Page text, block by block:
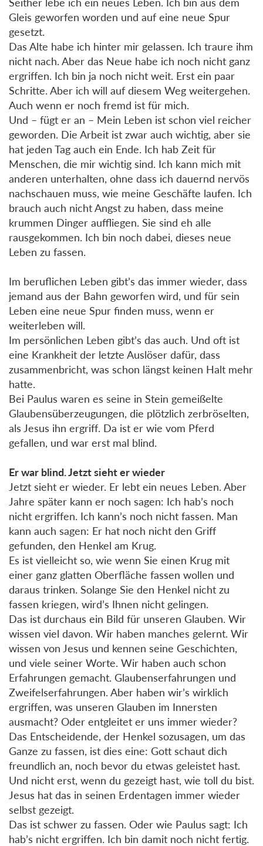
Gleis geworfen worden und auf eine neue Spur
gesetzt.
Das Alte habe ich hinter mir gelassen. Ich traure ihm
nicht nach. Aber das Neue habe ich noch nicht ganz
ergriffen. Ich bin ja noch nicht weit. Erst ein paar
Schritte. Aber ich will auf diesem Weg weitergehen.
Auch wenn er noch fremd ist für mich.
Und – fügt er an – Mein Leben ist schon viel reicher
geworden. Die Arbeit ist zwar auch wichtig, aber sie
hat jeden Tag auch ein Ende. Ich hab Zeit für
Menschen, die mir wichtig sind. Ich kann mich mit
anderen unterhalten, ohne dass ich dauernd nervös
nachschauen muss, wie meine Geschäfte laufen. Ich
brauch auch nicht Angst zu haben, dass meine
krummen Dinger auffliegen. Sie sind eh alle
rausgekommen. Ich bin noch dabei, dieses neue
Leben zu fassen.
Im beruflichen Leben gibt’s das immer wieder, dass
jemand aus der Bahn geworfen wird, und für sein
Leben eine neue Spur finden muss, wenn er
weiterleben will.
Im persönlichen Leben gibt’s das auch. Und oft ist
eine Krankheit der letzte Auslöser dafür, dass
zusammenbricht, was schon längst keinen Halt mehr
hatte.
Bei Paulus waren es seine in Stein gemeißelte
Glaubensüberzeugungen, die plötzlich zerbröselten,
als Jesus ihn ergriff. Da ist er wie vom Pferd
gefallen, und war erst mal blind.
Er war blind. Jetzt sieht er wieder
Jetzt sieht er wieder. Er lebt ein neues Leben. Aber
Jahre später kann er noch sagen: Ich hab’s noch
nicht ergriffen. Ich kann’s noch nicht fassen. Man
kann auch sagen: Er hat noch nicht den Griff
gefunden, den Henkel am Krug.
Es ist vielleicht so, wie wenn Sie einen Krug mit
einer ganz glatten Oberfläche fassen wollen und
daraus trinken. Solange Sie den Henkel nicht zu
fassen kriegen, wird’s Ihnen nicht gelingen.
Das ist durchaus ein Bild für unseren Glauben. Wir
wissen viel davon. Wir haben manches gelernt. Wir
wissen von Jesus und kennen seine Geschichten,
und viele seiner Worte. Wir haben auch schon
Erfahrungen gemacht. Glaubenserfahrungen und
Zweifelserfahrungen. Aber haben wir’s wirklich
ergriffen, was unseren Glauben im Innersten
ausmacht? Oder entgleitet er uns immer wieder?
Das Entscheidende, der Henkel sozusagen, um das
Ganze zu fassen, ist dies eine: Gott schaut dich
freundlich an, noch bevor du etwas geleistet hast.
Und nicht erst, wenn du gezeigt hast, wie toll du bist.
Jesus hat das in seinen Erdentagen immer wieder
selbst gezeigt.
Das ist schwer zu fassen. Oder wie Paulus sagt: Ich
hab’s nicht ergriffen. Ich bin damit noch nicht fertig.